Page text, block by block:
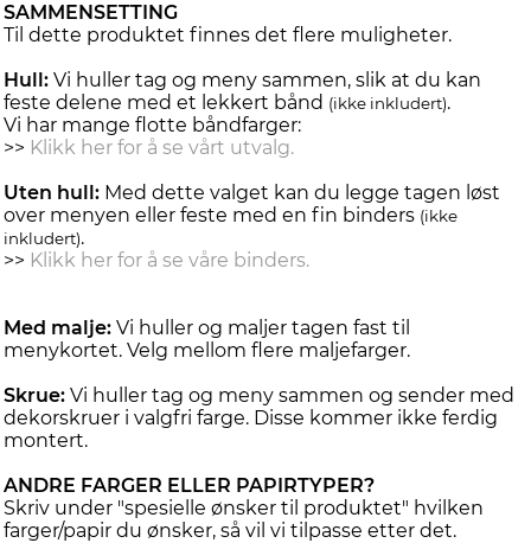
SAMMENSETTING
Til dette produktet finnes det flere muligheter.
Hull: Vi huller tag og meny sammen, slik at du kan
feste delene med et lekkert bånd (ikke inkludert).
Vi har mange flotte båndfarger:
>> Klikk her for å se vårt utvalg.
Uten hull: Med dette valget kan du legge tagen løst
over menyen eller feste med en fin binders (ikke
inkludert).
>> Klikk her for å se våre binders.
Med malje: Vi huller og maljer tagen fast til
menykortet. Velg mellom flere maljefarger.
Skrue: Vi huller tag og meny sammen og sender med
dekorskruer i valgfri farge. Disse kommer ikke ferdig
montert.
ANDRE FARGER ELLER PAPIRTYPER?
Skriv under "spesielle ønsker til produktet" hvilken
farger/papir du ønsker, så vil vi tilpasse etter det.